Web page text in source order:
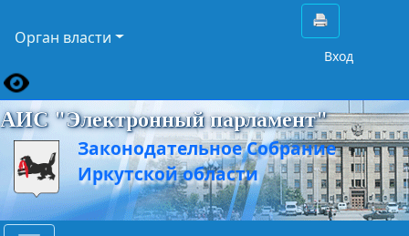
Орган власти
Вход
АИС "Электронный парламент"
Законодательное Собрание
Иркутской области